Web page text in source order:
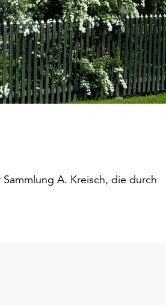
A. Kreisch, die durch